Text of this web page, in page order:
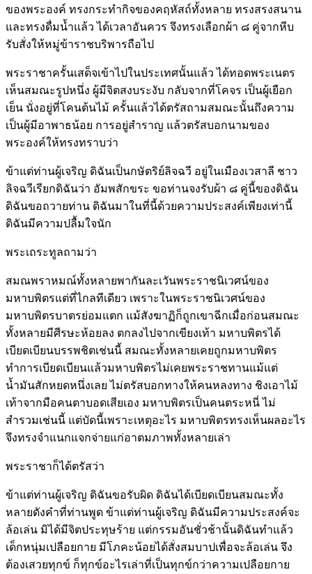
ของพระองค์ ทรงกระทำกิจของคฤหัสถ์ทั้งหลาย ทรงสรงสนาน
และทรงดื่มน้ำแล้ว ได้เวลาอันควร จึงทรงเลือกผ้า ๘ คู่จากหีบ
รับสั่งให้หมู่ข้าราชบริพารถือไป
พระราชาครั้นเสด็จเข้าไปในประเทศนั้นแล้ว ได้ทอดพระเนตร
เห็นสมณะรูปหนึ่ง ผู้มีจิตสงบระงับ กลับจากที่โคจร เป็นผู้เยือก
เย็น นั่งอยู่ที่โคนต้นไม้ ครั้นแล้วได้ตรัสถามสมณะนั้นถึงความ
เป็นผู้มีอาพาธน้อย การอยู่สำราญ แล้วตรัสบอกนามของ
พระองค์ให้ทรงทราบว่า
ข้าแต่ท่านผู้เจริญ ดิฉันเป็นกษัตริย์ลิจฉวี อยู่ในเมืองเวสาลี ชาว
ลิจฉวีเรียกดิฉันว่า อัมพสักขระ ขอท่านจงรับผ้า ๘ คู่นี้ของดิฉัน
ดิฉันขอถวายท่าน ดิฉันมาในที่นี้ด้วยความประสงค์เพียงเท่านี้
ดิฉันมีความปลื้มใจนัก
พระเถระทูลถามว่า
สมณพราหมณ์ทั้งหลายพากันละเวันพระราชนิเวศน์ของ
มหาบพิตรแต่ที่ไกลทีเดียว เพราะในพระราชนิเวศน์ของ
มหาบพิตรบาตรย่อมแตก แม้สังฆาฏิก็ถูกเขาฉีกเมื่อก่อนสมณะ
ทั้งหลายมีศีรษะห้อยลง ตกลงไปจากเขียงเท้า มหาบพิตรได้
เบียดเบียนบรรพชิตเช่นนี้ สมณะทั้งหลายเคยถูกมหาบพิตร
ทำการเบียดเบียนแล้วมหาบพิตรไม่เคยพระราชทานแม้แต่
น้ำมันสักหยดหนึ่งเลย ไม่ตรัสบอกทางให้คนหลงทาง ชิงเอาไม้
เท้าจากมือคนตาบอดเสียเอง มหาบพิตรเป็นคนตระหนี่ ไม่
สำรวมเช่นนี้ แต่บัดนี้เพราะเหตุอะไร มหาบพิตรทรงเห็นผลอะไร
จึงทรงจำแนกแจกจ่ายแก่อาตมภาพทั้งหลายเล่า
พระราชาก็ได้ตรัสว่า
ข้าแต่ท่านผู้เจริญ ดิฉันขอรับผิด ดิฉันได้เบียดเบียนสมณะทั้ง
หลายดังคำที่ท่านพูด ข้าแต่ท่านผู้เจริญ ดิฉันมีความประสงค์จะ
ล้อเล่น มิได้มีจิตประทุษร้าย แต่กรรมอันชั่วช้านั้นดิฉันทำแล้ว
เด็กหนุ่มเปลือยกาย มีโภคะน้อยได้สั่งสมบาปเพื่อจะล้อเล่น จึง
ต้องเสวยทุกข์ ก็ทุกข์อะไรเล่าที่เป็นทุกข์กว่าความเปลือยกาย